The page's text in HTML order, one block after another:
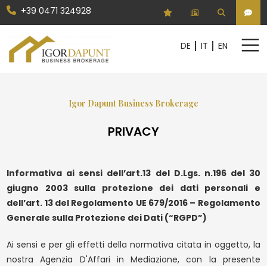
+39 0471 324928
DE IT EN
Igor Dapunt Business Brokerage
PRIVACY
Informativa ai sensi dell’art.13 del D.Lgs. n.196 del 30
giugno 2003 sulla protezione dei dati personali e
dell’art. 13 del Regolamento UE 679/2016 – Regolamento
Generale sulla Protezione dei Dati (“RGPD”)
Ai sensi e per gli effetti della normativa citata in oggetto, la
nostra Agenzia D'Affari in Mediazione, con la presente
HOME
SETTORI DI ATTIVITÀ
AZIENDE
SERVIZI
REAL ESTATE
Codice
Scegli dove cercare
Scegli la provincia